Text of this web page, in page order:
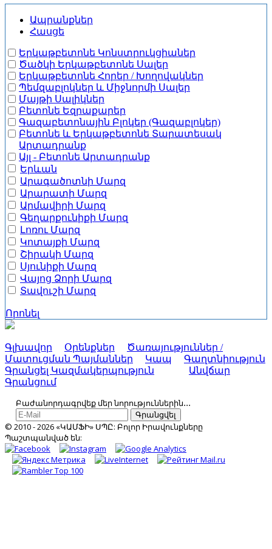
Ապրանքներ
Հասցե
Երկաթբետոնե Կոնստրուկցիաներ
Ծածկի Երկաթբետոնե Սալեր
Երկաթբետոնե Հորեր / Խողովակներ
Պեմզաբլոկներ և Միջնորմի Սալեր
Մայթի Սալիկներ
Բետոնե Եզրաքարեր
Գազաբետոնային Բլոկեր (Գազաբլոկեր)
Բետոնե և Երկաթբետոնե Տարատեսակ
Արտադրանք
Այլ - Բետոնե Արտադրանք
Երևան
Արագածոտնի Մարզ
Արարատի Մարզ
Արմավիրի Մարզ
Գեղարքունիքի Մարզ
Լոռու Մարզ
Կոտայքի Մարզ
Շիրակի Մարզ
Սյունիքի Մարզ
Վայոց Ձորի Մարզ
Տավուշի Մարզ
Որոնել
Գլխավոր Օրենքներ
Ծառայություններ /
Մատուցման Պայմաններ
Կապ
Գաղտնիություն
Գրանցել Կազմակերպություն
Անվճար
Գրանցում
Բաժանորդագրվեք մեր նորություններին․․․
Գրանցվել
© 2010 - 2026 «ԿԱՄՖԻ» ՍՊԸ: Բոլոր Իրավունքները
Պաշտպանված են: